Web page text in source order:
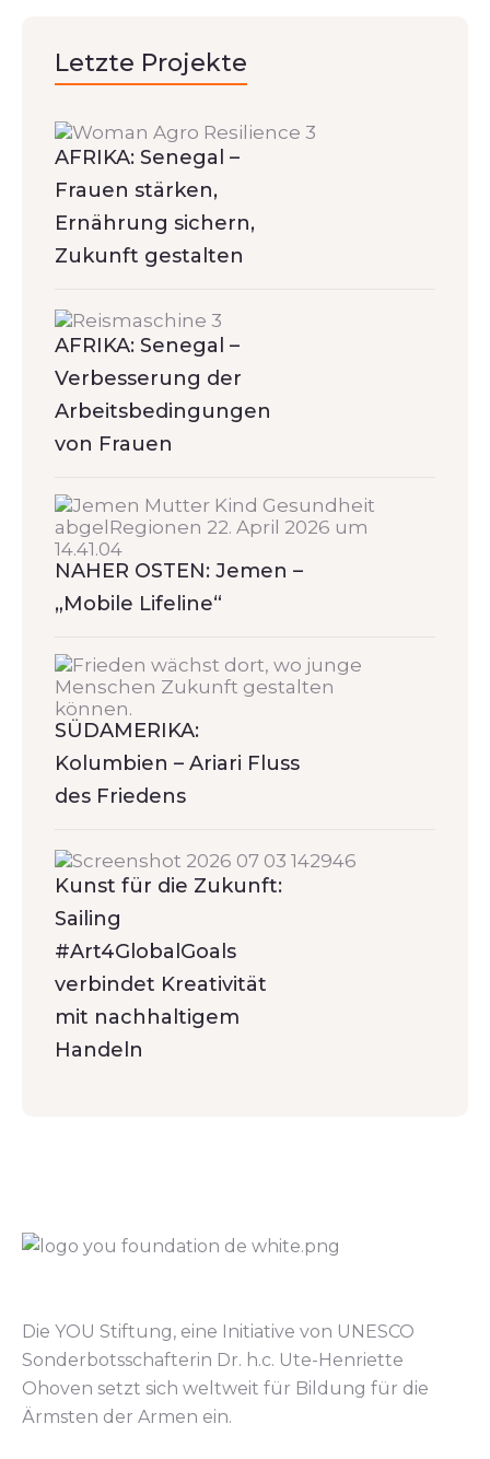
Letzte Projekte
AFRIKA: Senegal –
Frauen stärken,
Ernährung sichern,
Zukunft gestalten
AFRIKA: Senegal –
Verbesserung der
Arbeitsbedingungen
von Frauen
NAHER OSTEN: Jemen –
„Mobile Lifeline“
SÜDAMERIKA:
Kolumbien – Ariari Fluss
des Friedens
Kunst für die Zukunft:
Sailing
#Art4GlobalGoals
verbindet Kreativität
mit nachhaltigem
Handeln
Die YOU Stiftung, eine Initiative von UNESCO
Sonderbotsschafterin Dr. h.c. Ute-Henriette
Ohoven setzt sich weltweit für Bildung für die
Ärmsten der Armen ein.